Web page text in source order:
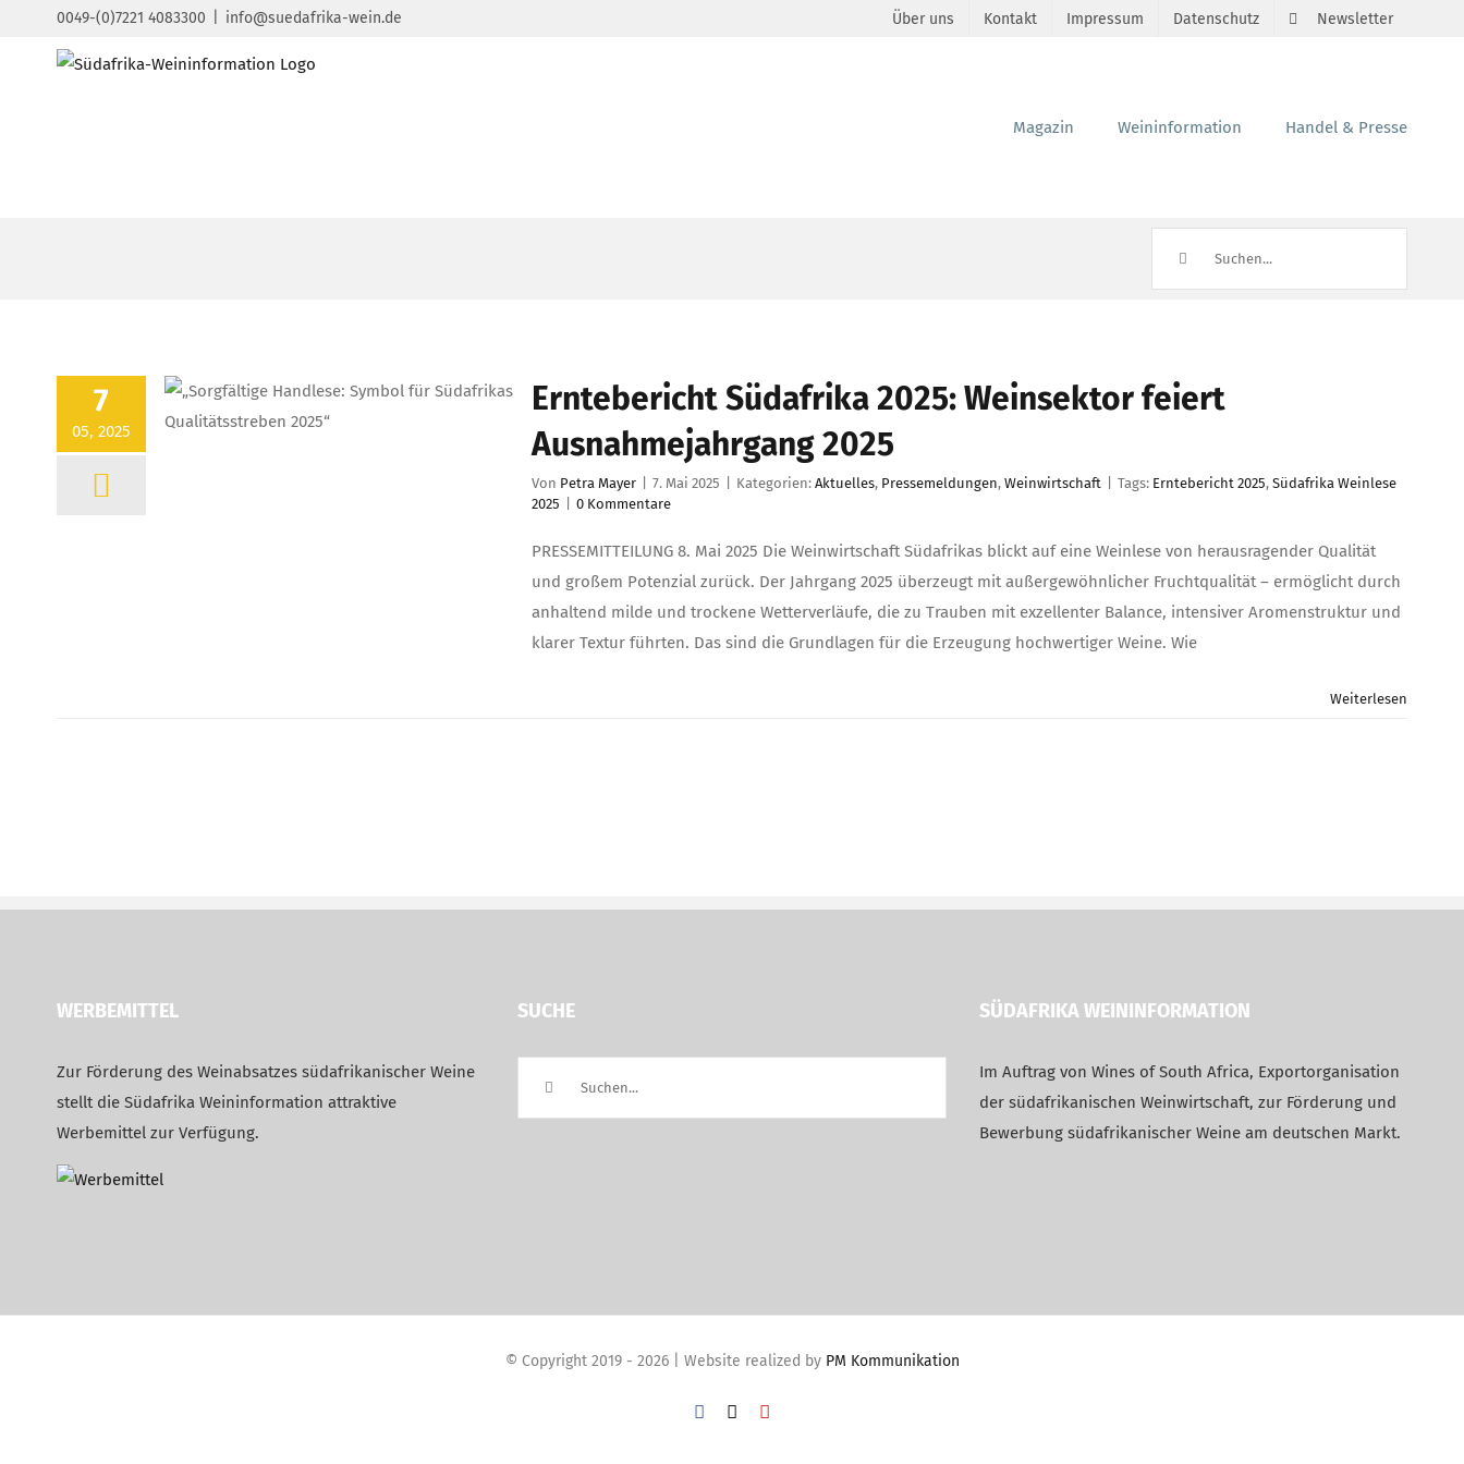
0049-(0)7221 4083300 info@suedafrika-wein.de Über uns Kontakt Impressum Datenschutz Newsletter
Magazin Weininformation Handel & Presse
7
05, 2025
Erntebericht Südafrika 2025: Weinsektor feiert
Ausnahmejahrgang 2025
Von Petra Mayer 7. Mai 2025 Kategorien: Aktuelles, Pressemeldungen, Weinwirtschaft Tags: Erntebericht 2025, Südafrika Weinlese
2025
0 Kommentare
PRESSEMITTEILUNG 8. Mai 2025 Die Weinwirtschaft Südafrikas blickt auf eine Weinlese von herausragender Qualität
und großem Potenzial zurück. Der Jahrgang 2025 überzeugt mit außergewöhnlicher Fruchtqualität – ermöglicht durch
anhaltend milde und trockene Wetterverläufe, die zu Trauben mit exzellenter Balance, intensiver Aromenstruktur und
klarer Textur führten. Das sind die Grundlagen für die Erzeugung hochwertiger Weine. Wie
Weiterlesen
WERBEMITTEL
Zur Förderung des Weinabsatzes südafrikanischer Weine
stellt die Südafrika Weininformation attraktive
Werbemittel zur Verfügung.
SUCHE SÜDAFRIKA WEININFORMATION
Im Auftrag von Wines of South Africa, Exportorganisation
der südafrikanischen Weinwirtschaft, zur Förderung und
Bewerbung südafrikanischer Weine am deutschen Markt.
© Copyright 2019 - 2026 | Website realized by PM Kommunikation
Facebook